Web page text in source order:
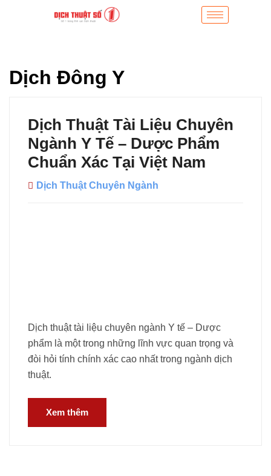
Dịch Đông Y
Dịch Thuật Tài Liệu Chuyên
Ngành Y Tế – Dược Phẩm
Chuẩn Xác Tại Việt Nam
Dịch Thuật Chuyên Ngành
Dịch thuật tài liệu chuyên ngành Y tế – Dược
phẩm là một trong những lĩnh vực quan trọng và
đòi hỏi tính chính xác cao nhất trong ngành dịch
thuật.
Xem thêm